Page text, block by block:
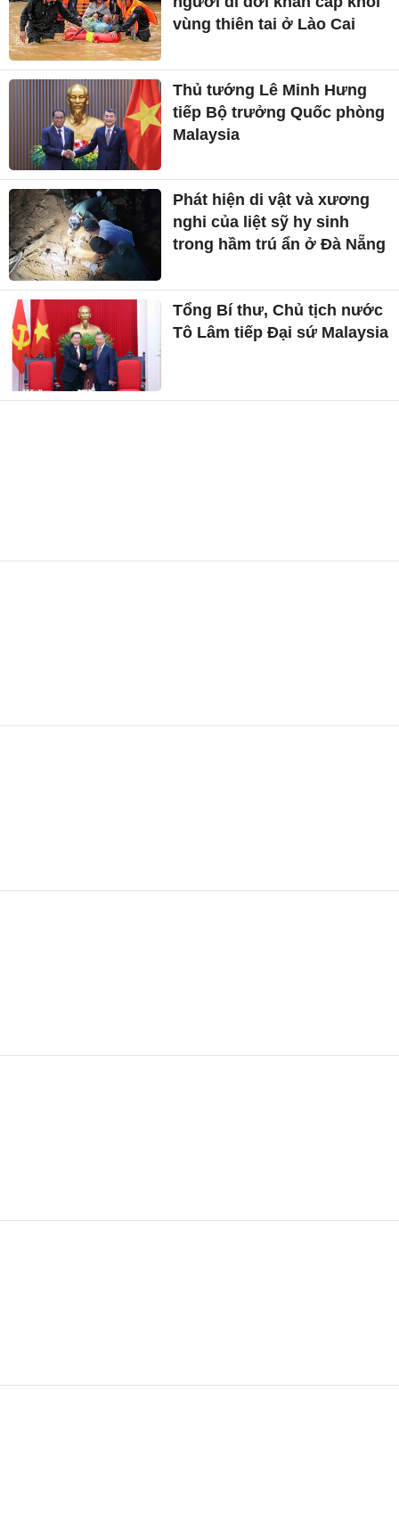
vùng thiên tai ở Lào Cai
Thủ tướng Lê Minh Hưng
tiếp Bộ trưởng Quốc phòng
Malaysia
Phát hiện di vật và xương
nghi của liệt sỹ hy sinh
trong hầm trú ẩn ở Đà Nẵng
Tổng Bí thư, Chủ tịch nước
Tô Lâm tiếp Đại sứ Malaysia